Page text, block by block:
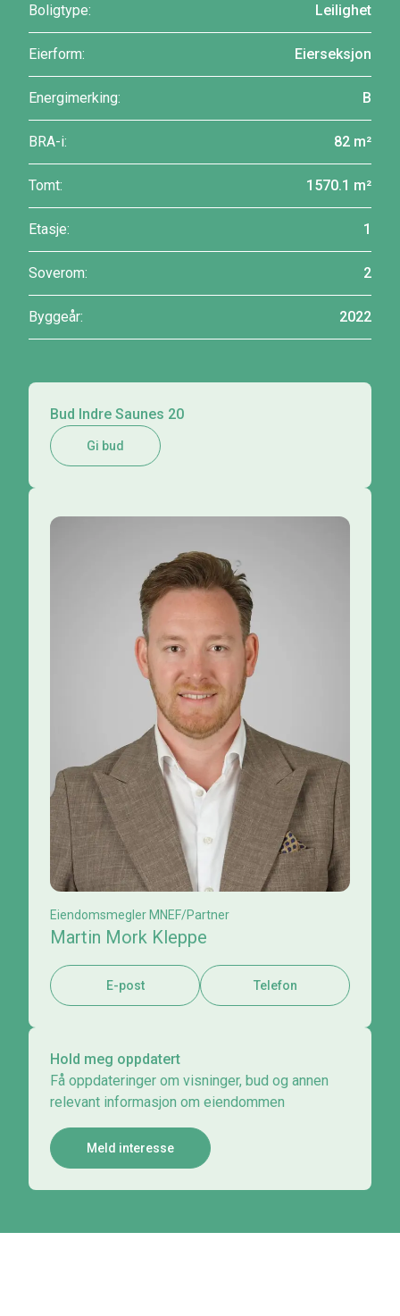
Boligtype: Leilighet
Eierform: Eierseksjon
Energimerking: B
BRA-i: 82 m²
Tomt: 1570.1 m²
Etasje: 1
Soverom: 2
Byggeår: 2022
Bud Indre Saunes 20
Gi bud
Eiendomsmegler MNEF/Partner
Martin Mork Kleppe
E-post Telefon
Hold meg oppdatert
Få oppdateringer om visninger, bud og annen
relevant informasjon om eiendommen
Meld interesse